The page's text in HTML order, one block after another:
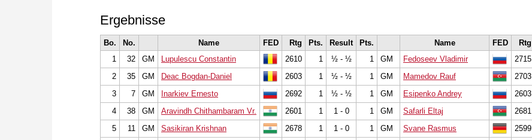
Ergebnisse
Bo. No. Name FED Rtg Pts. Result Pts. Name FED Rtg
1
32 GM Lupulescu Constantin 2610 1 ½ - ½ 1 GM Fedoseev Vladimir 2715
2
35 GM Deac Bogdan-Daniel 2603 1 ½ - ½ 1 GM Mamedov Rauf 2703
3
7 GM Inarkiev Ernesto 2692 1 ½ - ½ 1 GM Esipenko Andrey 2603
4
38 GM Aravindh Chithambaram Vr. 2601 1 1 - 0 1 GM Safarli Eltaj 2681
5
11 GM Sasikiran Krishnan 2678 1 1 - 0 1 GM Svane Rasmus 2599